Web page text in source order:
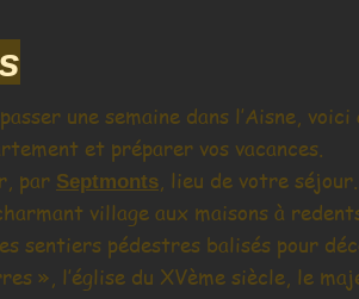
une semaine dans l’Aisne, voici
et préparer vos vacances.
par Septmonts, lieu de votre séjour.
village aux maisons à
sentiers pédestres balisés pour
», l’église du XVème siècle, le